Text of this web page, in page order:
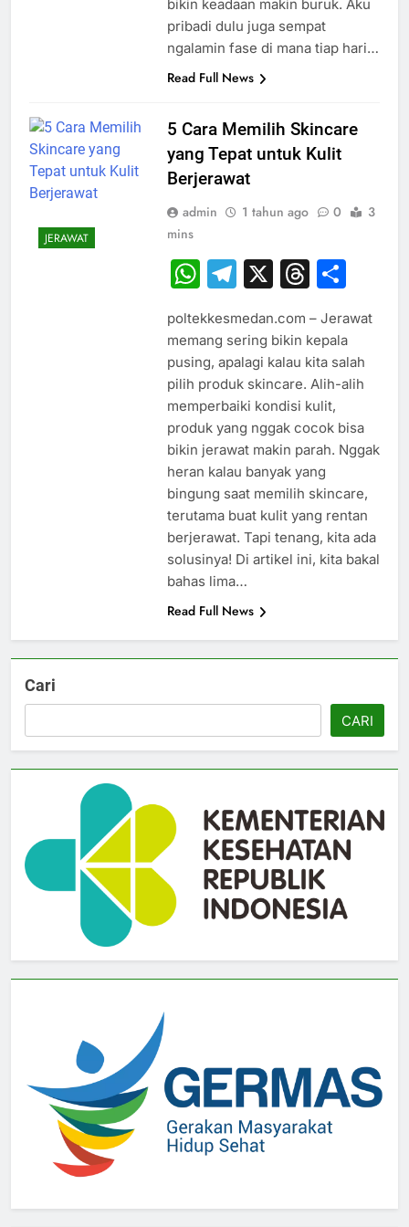
bikin keadaan makin buruk. Aku
pribadi dulu juga sempat
ngalamin fase di mana tiap hari…
Read Full News
JERAWAT
5 Cara Memilih Skincare
yang Tepat untuk Kulit
Berjerawat
admin 1 tahun ago 0
3
mins
WhatsApp
Telegram
X
poltekkesmedan.com – Jerawat
memang sering bikin kepala
pusing, apalagi kalau kita salah
pilih produk skincare. Alih-alih
memperbaiki kondisi kulit,
produk yang nggak cocok bisa
bikin jerawat makin parah. Nggak
heran kalau banyak yang
bingung saat memilih skincare,
terutama buat kulit yang rentan
berjerawat. Tapi tenang, kita ada
solusinya! Di artikel ini, kita bakal
bahas lima…
Read Full News
Cari
CARI